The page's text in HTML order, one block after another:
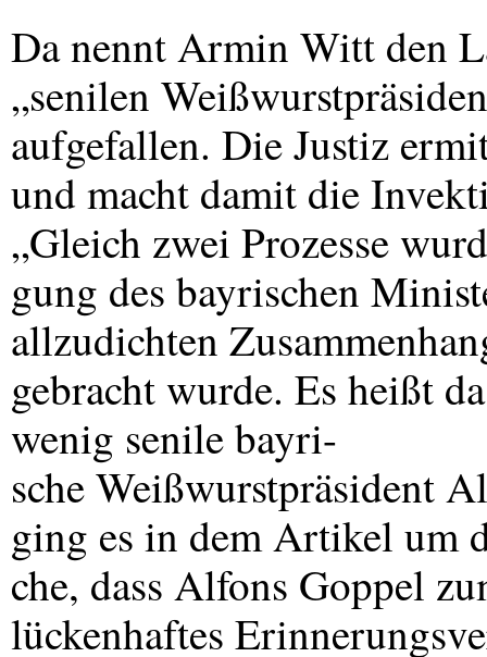
Da nennt Armin Witt den
„senilen
aufgefallen. Die Justiz
und macht damit die
„Gleich zwei Prozesse
gung des bayrischen
allzudichten
gebracht wurde. Es heißt
wenig senile bayri-
sche Weißwurstpräsident
ging es in dem Artikel um
che, dass Alfons Goppel
lückenhaftes